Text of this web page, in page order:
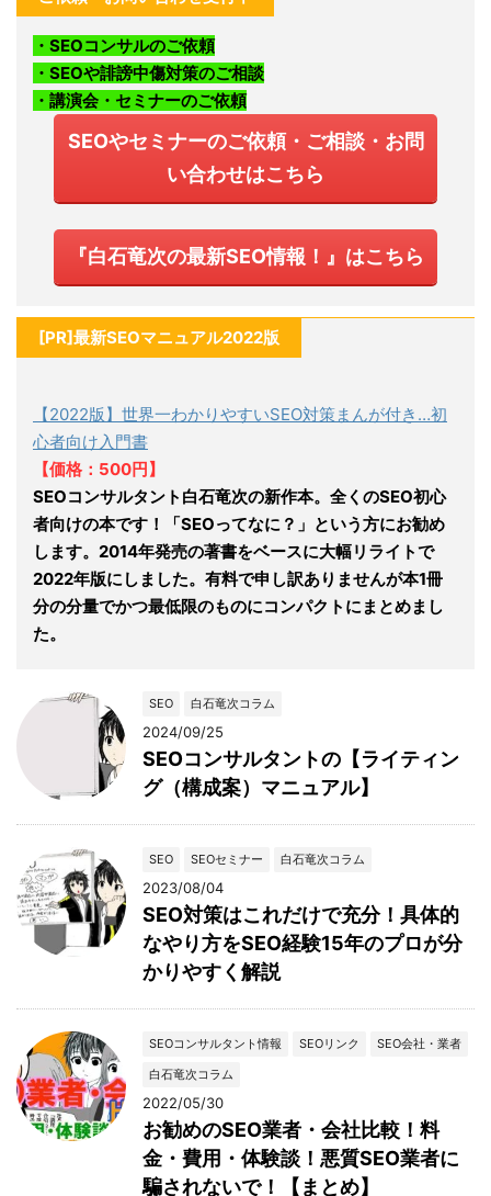
・SEOコンサルのご依頼
・SEOや誹謗中傷対策のご相談
・講演会・セミナーのご依頼
SEOやセミナーのご依頼・ご相談・お問
い合わせはこちら
『白石竜次の最新SEO情報！』はこちら
[PR]最新SEOマニュアル2022版
【2022版】世界一わかりやすいSEO対策まんが付き…初
心者向け入門書
【価格：500円】
SEOコンサルタント白石竜次の新作本。全くのSEO初心
者向けの本です！「SEOってなに？」という方にお勧め
します。2014年発売の著書をベースに大幅リライトで
2022年版にしました。有料で申し訳ありませんが本1冊
分の分量でかつ最低限のものにコンパクトにまとめまし
た。
SEO 白石竜次コラム
2024/09/25
SEOコンサルタントの【ライティン
グ（構成案）マニュアル】
SEO SEOセミナー 白石竜次コラム
2023/08/04
SEO対策はこれだけで充分！具体的
なやり方をSEO経験15年のプロが分
かりやすく解説
SEOコンサルタント情報 SEOリンク
SEO会社・業者
白石竜次コラム
2022/05/30
お勧めのSEO業者・会社比較！料
金・費用・体験談！悪質SEO業者に
騙されないで！【まとめ】